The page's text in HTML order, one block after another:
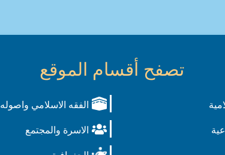
تصفح أقسام الموقع
الفقه الاسلامي واصوله
الاسرة والمجتمع